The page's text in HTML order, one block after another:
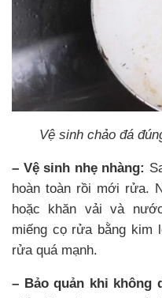
Vệ sinh chảo đá
– Vệ sinh nhẹ nhàng:
hoàn toàn rồi mới rửa.
hoặc khăn vải và
miếng cọ rửa bằng kim
rửa quá mạnh.
– Bảo quản khi không